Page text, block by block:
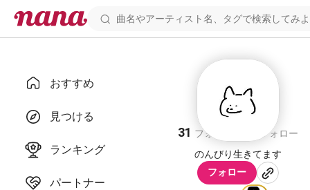
おすすめ
見つける
ランキング
パートナー
ろく
31 フォロワー
フォロー
のんびり生きてます
フォロー